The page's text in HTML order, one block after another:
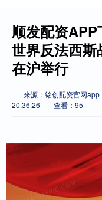
顺发配资
世界反法西斯
在沪举行
来源：铭创配资官网app
20:36:26
查看：95